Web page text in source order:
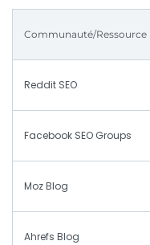
Communauté/Ressource
Reddit SEO
Facebook SEO Groups
Moz Blog
Ahrefs Blog